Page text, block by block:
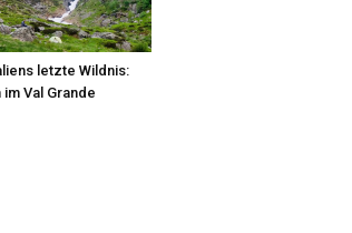
letzte Wildnis:
im Val Grande